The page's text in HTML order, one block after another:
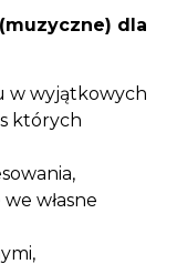
dla
w wyjątkowych
których
własne